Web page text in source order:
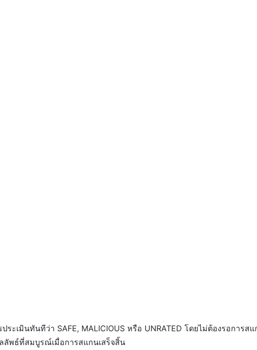
ประเมินทันทีว่า SAFE, MALICIOUS หรือ UNRATED โดยไม่ต้องรอการส
ลลัพธ์ที่สมบูรณ์เมื่อการสแกนเสร็จสิ้น